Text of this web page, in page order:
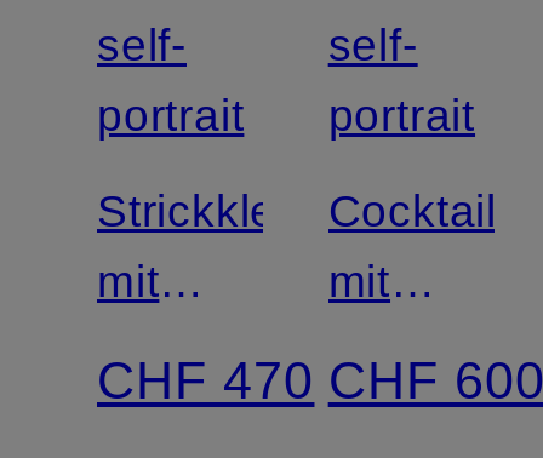
self-
portrait
Strickkleid
mit
Rüschen
CHF 470
self-
portrait
mit
und
CHF